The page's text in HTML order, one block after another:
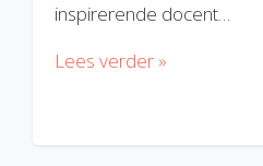
inspirerende docent…
Lees verder »